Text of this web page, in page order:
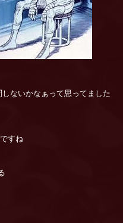
ないかなぁって思ってました
すね